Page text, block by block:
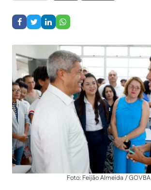
Foto: Feijão Almeida / GOVBA